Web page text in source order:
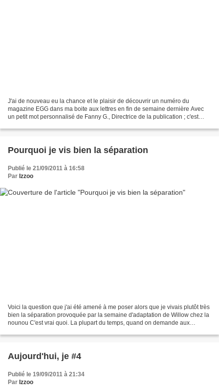
J'ai de nouveau eu la chance et le plaisir de découvrir un numéro du
magazine EGG dans ma boite aux lettres en fin de semaine dernière Avec
un petit mot personnalisé de Fanny G., Directrice de la publication ; c'est
Pourquoi je vis bien la séparation
Publié le 21/09/2011 à 16:58
Par Izzoo
Voici la question que j'ai été amené à me poser alors que je vivais plutôt très
bien la séparation provoquée par la semaine d'adaptation de Willow chez la
nounou C'est vrai quoi. La plupart du temps, quand on demande aux
Aujourd'hui, je #4
Publié le 19/09/2011 à 21:34
Par Izzoo